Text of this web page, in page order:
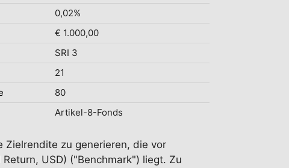
0,02%
€ 1.000,00
SRI 3
21
80
Artikel-8-Fonds
Zielrendite zu generieren, die vor
USD) ("Benchmark") liegt. Zu